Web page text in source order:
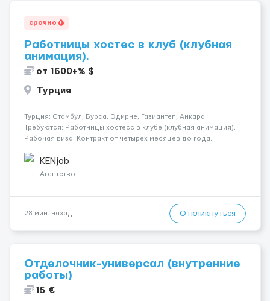
срочно
Работницы хостес в клуб (клубная
анимация).
от 1600+% $
Турция
Турция: Стамбул, Бурса, Эдирне, Газиантеп, Анкара.
Требуются: Работницы хостесc в клубе (клубная анимация).
Рабочая виза. Контракт от четырех месяцев до года.
страховка. Высокая зарплата + %. Легально. Безопасно.
*Коммуникабел...
KENjob
Агентство
28 мин. назад Откликнуться
Отделочник-универсал (внутренние
работы)
15 €